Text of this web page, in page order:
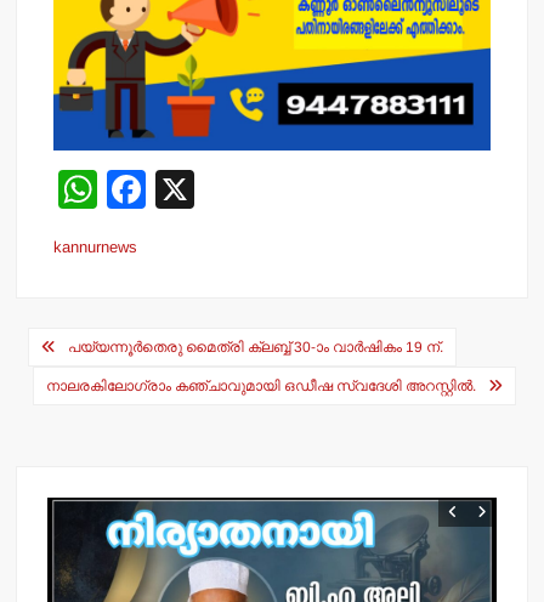
W
at
A
p
F
b
o
kannurnews
Post
navigation
പയ്യന്നൂര്‍തെരു മൈത്രി ക്ലബ്ബ് 30-ാം വാര്‍ഷികം 19 ന്.
നാലരകിലോഗ്രാം കഞ്ചാവുമായി ഒഡീഷ സ്വദേശി അറസ്റ്റില്‍.